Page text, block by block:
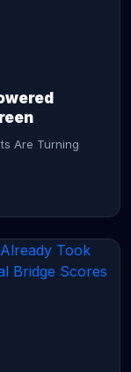
Are Turning